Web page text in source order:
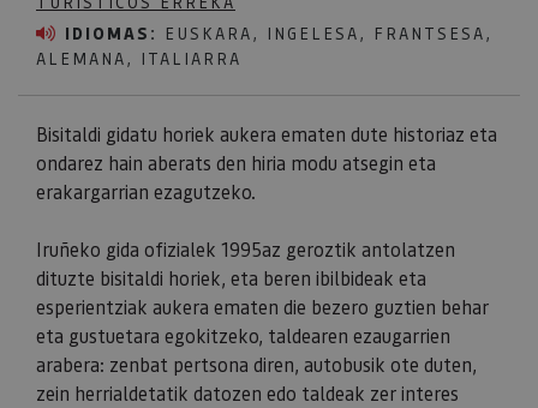
IDIOMAS:
EUSKARA, INGELESA, FRANTSESA,
ALEMANA, ITALIARRA
Bisitaldi gidatu horiek aukera ematen dute historiaz eta
ondarez hain aberats den hiria modu atsegin eta
erakargarrian ezagutzeko.
Iruñeko gida ofizialek 1995az geroztik antolatzen
dituzte bisitaldi horiek, eta beren ibilbideak eta
esperientziak aukera ematen die bezero guztien behar
eta gustuetara egokitzeko, taldearen ezaugarrien
arabera: zenbat pertsona diren, autobusik ote duten,
zein herrialdetatik datozen edo taldeak zer interes